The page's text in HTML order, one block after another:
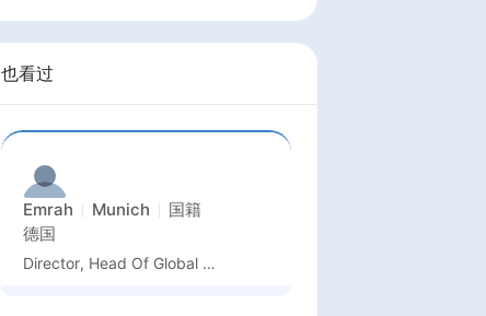
也看过
Emrah Munich
国籍
德国
Director, Head Of Global Quality Business Unit Semiconductor And Advanced Manufacturing